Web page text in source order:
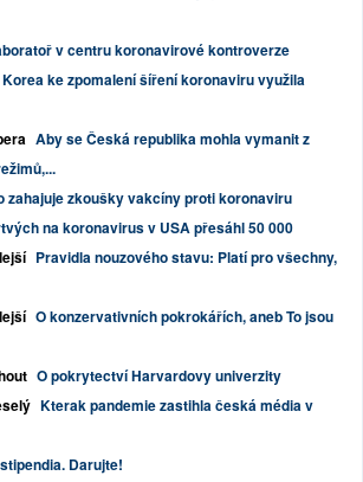
v centru koronavirové kontroverze
ke zpomalení šíření koronaviru využila
Aby se Česká republika mohla vymanit z
zahajuje zkoušky vakcíny proti koronaviru
na koronavirus v USA přesáhl 50 000
Pravidla nouzového stavu: Platí pro všechny,
O konzervativních pokrokářích, aneb To jsou
O pokrytectví Harvardovy univerzity
Kterak pandemie zastihla česká média v
Darujte!